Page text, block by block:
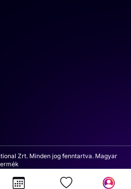
Zrt. Minden jog fenntartva. Magyar